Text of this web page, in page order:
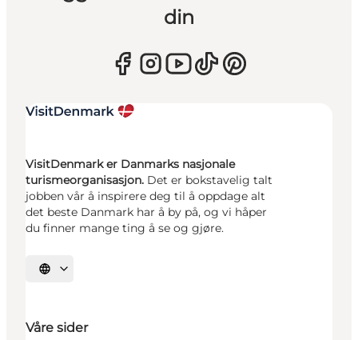
din
VisitDenmark er Danmarks nasjonale
turismeorganisasjon. Det er bokstavelig talt
jobben vår å inspirere deg til å oppdage alt
det beste Danmark har å by på, og vi håper
du finner mange ting å se og gjøre.
Velg språk
Våre sider